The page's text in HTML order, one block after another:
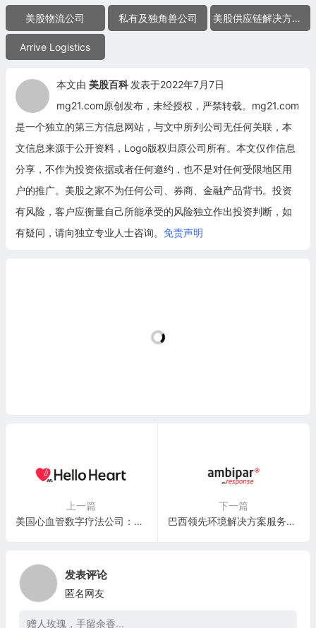
美股物流公司 私有及独角兽公司 美股供应链解决方案公司
Arrive Logistics
本文由 美股百科 发表于2022年7月7日
mg21.com原创发布，未经授权，严禁转载。mg21.com
是一个独立的第三方信息网站，与文中所列公司无任何关联，本
文信息来源于公开资料，Logo版权归原公司所有。本文仅作信息
分享，不作为投资依据或者任何邀约，也不是对任何受限地区用
户的推广。美股之家不为任何公司、券商、金融产品背书。投资
有风险，客户应衡量自己所能承受的风险独立作出投资判断，如
有疑问，请向独立专业人士咨询。 免责声明
上一篇
美国心血管数字疗法公司：Hello Heart Inc.
下一篇
巴西领先环境解决方案服务提供商：Ambipar Emergency Response(AMBI)
发表评论
匿名网友